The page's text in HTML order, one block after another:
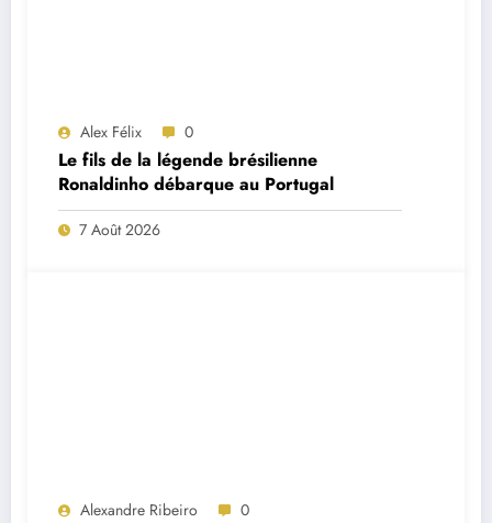
Alex Félix 0
Le fils de la légende brésilienne
Ronaldinho débarque au Portugal
7 Août 2026
Alexandre Ribeiro 0